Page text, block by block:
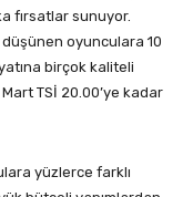
fırsatlar sunuyor.
oyunculara 10
birçok kaliteli
TSİ 20.00’ye kadar
yüzlerce farklı